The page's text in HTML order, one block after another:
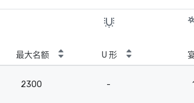
最大名额 U 形
2300 -